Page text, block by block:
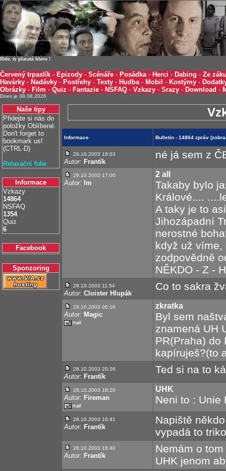
Hele, ty placatá hlavo !
Červený trpaslík - Epizody - Scénáře - Posádka- Herci - Dabing - Ze
Havárky - Nadávky - Postřehy - Texty - Hudba- Mobil - Kostýmy -
Obrázky - Film - Quiz - Fantazie - NSFAQ - Vzkazy - Srazy - Download -
Dnes je 08.08.2026
Naše tipy
Přidejte si nás do
položky Oblíbené.
Don't forget to
bookmark us!
(CTRL-D)
Relaxační folie
Informace
Vzkazy
14864
NSFAQ
1354
Quiz
6
Facebook
Sponzoring
Informace Bulletin - 14864 zpráv
29.10.2003 18:03
Autor: Frantík
né já sem z
29.10.2003 17:00
Autor: lm
2 all
Takaby bylo
Králové....
A taky je to
Jihozápadní
nerostné
když už víme,
zodpovědně
NĚKDO - Z -
29.10.2003 11:54
Autor: Cloister Hlupák
Co to sakra
29.10.2003 00:16
Autor: Magic
zkratka
Byl sem
znamená UH
PR(Praha) do
kapíruješ?(to
28.10.2003 20:26
Autor: Frantík
Ted si na to
28.10.2003 18:20
Autor: Fireman
UHK
Neni to : Unie
28.10.2003 16:41
Autor: Frantík
Napiště
vypadá to
28.10.2003 16:40
Autor: Frantík
Nemám o
UHK jenom